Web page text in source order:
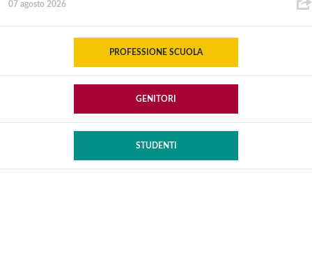
07 agosto 2026
PROFESSIONE SCUOLA
GENITORI
STUDENTI